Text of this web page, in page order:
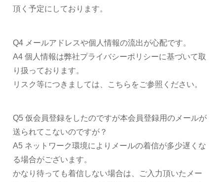
頂く予定にしております。
Q4 メールアドレスや個人情報の流出が心配です。
A4 個人情報は弊社プライバシーポリシーに基づいて取
り扱っております。
リスク等につきましては、こちらをご参照ください。
Q5 仮会員登録をしたのですが本会員登録用のメールが
送られてこないのですが？
A5 ネットワーク環境によりメールの着信が多少遅くな
る場合がございます。
かなり待っても着信しない場合は、ご入力頂いたメー